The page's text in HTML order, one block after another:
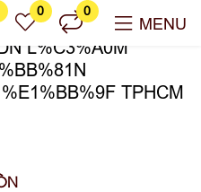
0 0
MENU
L%C3%A0M
TPHCM